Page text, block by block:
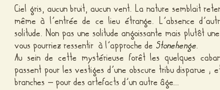
Ciel gris, aucun bruit, aucun vent. La nature semblait
même à l’entrée de ce lieu étrange. L’absence
solitude. Non pas une solitude angoissante mais plutôt
vous pourriez ressentir à l’approche de Stonehenge.
Au sein de cette mystérieuse forêt les quelques
passent pour les vestiges d’une obscure tribu disparue
branches – pour des artefacts d’un autre âge…